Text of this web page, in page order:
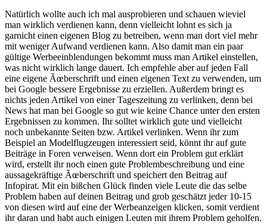
Natürlich wollte auch ich mal ausprobieren und schauen wieviel
man wirklich verdienen kann, denn vielleicht lohnt es sich ja
garnicht einen eigenen Blog zu betreiben, wenn man dort viel mehr
mit weniger Aufwand verdienen kann. Also damit man ein paar
gültige Werbeeinblendungen bekommt muss man Artikel einstellen,
was nicht wirklich lange dauert. Ich empfehle aber auf jeden Fall
eine eigene Ãœberschrift und einen eigenen Text zu verwenden, um
bei Google bessere Ergebnisse zu erziellen. Außerdem bringt es
nichts jeden Artikel von einer Tageszeitung zu verlinken, denn bei
News hat man bei Google so gut wie keine Chance unter den ersten
Ergebnissen zu kommen. Ihr solltet wirklich gute und vielleicht
noch unbekannte Seiten bzw. Artikel verlinken. Wenn ihr zum
Beispiel an Modelflugzeugen interessiert seid, könnt ihr auf gute
Beiträge in Foren verweisen. Wenn dort ein Problem gut erklärt
wird, erstellt ihr noch einen gute Problembeschreibung und eine
aussagekräftige Ãœberschrift und speichert den Beitrag auf
Infopirat. Mit ein bißchen Glück finden viele Leute die das selbe
Problem haben auf deinen Beitrag und grob geschätzt jeder 10-15
von diesen wird auf eine der Werbeanzeigen klicken, somit verdient
ihr daran und habt auch einigen Leuten mit ihrem Problem geholfen.